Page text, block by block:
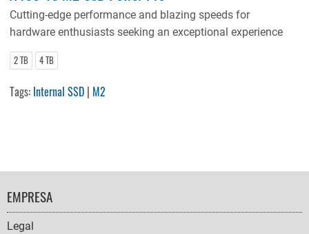
Cutting-edge performance and blazing speeds for
hardware enthusiasts seeking an exceptional experience
2 TB 4 TB
Tags: Internal SSD | M2
FOOTER
NAVIGATION
EMPRESA
Legal